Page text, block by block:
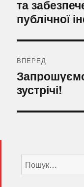
та
публічної
ВПЕРЕД
Наступний
запис:
зустрічі!
за
запитом: